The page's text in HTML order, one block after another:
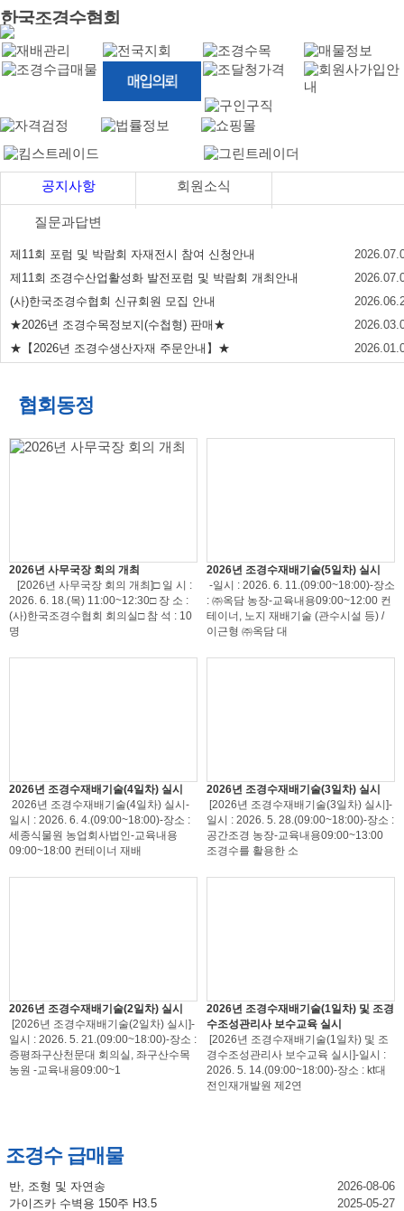
한국조경수협회
공지사항 회원소식
질문과답변
제11회 포럼 및 박람회 자재전시 참여 신청안내
제11회 조경수산업활성화 발전포럼 및 박람회 개최안내
(사)한국조경수협회 신규회원 모집 안내
★2026년 조경수목정보지(수첩형) 판매★
★【2026년 조경수생산자재 주문안내】★
협회동정
2026년 사무국장 회의 개최
[2026년 사무국장 회의 개최]□ 일 시 :
2026. 6. 18.(목) 11:00~12:30□ 장 소 :
(사)한국조경수협회 회의실□ 참 석 : 10
명
2026년 조경수재배기술(5일차) 실시
-일시 : 2026. 6. 11.(09:00~18:00)-장소
: ㈜옥담 농장-교육내용09:00~12:00 컨
테이너, 노지 재배기술 (관수시설 등) /
이근형 ㈜옥담 대
2026년 조경수재배기술(4일차) 실시
2026년 조경수재배기술(4일차) 실시-
일시 : 2026. 6. 4.(09:00~18:00)-장소 :
세종식물원 농업회사법인-교육내용
09:00~18:00 컨테이너 재배
2026년 조경수재배기술(3일차) 실시
[2026년 조경수재배기술(3일차) 실시]-
일시 : 2026. 5. 28.(09:00~18:00)-장소 :
공간조경 농장-교육내용09:00~13:00
조경수를 활용한 소
2026년 조경수재배기술(2일차) 실시
[2026년 조경수재배기술(2일차) 실시]-
일시 : 2026. 5. 21.(09:00~18:00)-장소 :
증평좌구산천문대 회의실, 좌구산수목
농원 -교육내용09:00~1
2026년 조경수재배기술(1일차) 및 조경
수조성관리사 보수교육 실시
[2026년 조경수재배기술(1일차) 및 조
경수조성관리사 보수교육 실시]-일시 :
2026. 5. 14.(09:00~18:00)-장소 : kt대
전인재개발원 제2연
조경수 급매물
반, 조형 및 자연송
2026-08-06
가이즈카 수벽용 150주 H3.5
2025-05-27